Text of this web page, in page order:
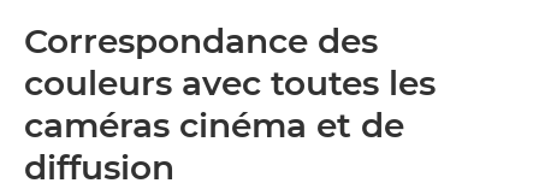
Correspondance des
couleurs avec toutes les
caméras cinéma et de
diffusion